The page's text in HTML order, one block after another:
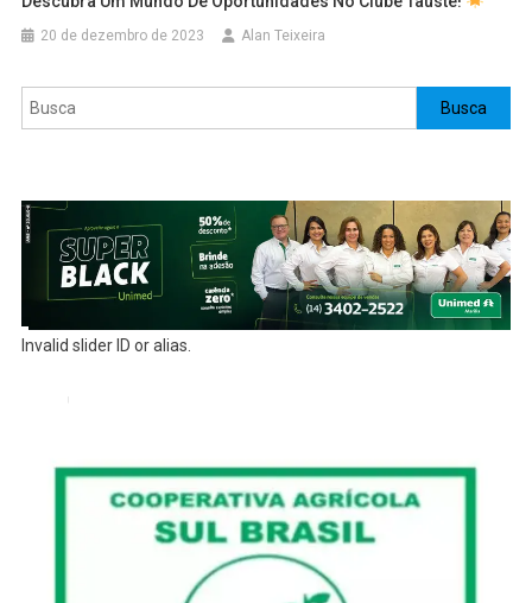
20 de dezembro de 2023 Alan Teixeira
Pesquisar Busca
Invalid slider ID or alias.